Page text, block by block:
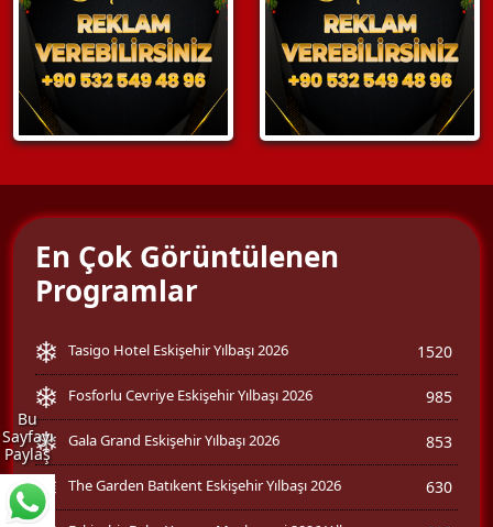
Bu
Sayfayı
Paylaş
En Çok Görüntülenen
Programlar
Tasigo Hotel Eskişehir Yılbaşı 2026 1520
Fosforlu Cevriye Eskişehir Yılbaşı 2026 985
Gala Grand Eskişehir Yılbaşı 2026 853
The Garden Batıkent Eskişehir Yılbaşı 2026 630